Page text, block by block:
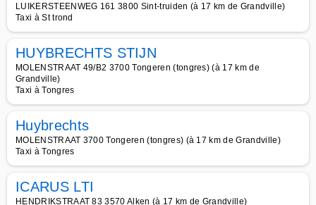
LUIKERSTEENWEG 161 3800 Sint-truiden (à 17 km de Grandville)
Taxi à St trond
HUYBRECHTS STIJN
MOLENSTRAAT 49/B2 3700 Tongeren (tongres) (à 17 km de
Grandville)
Taxi à Tongres
Huybrechts
MOLENSTRAAT 3700 Tongeren (tongres) (à 17 km de Grandville)
Taxi à Tongres
ICARUS LTI
HENDRIKSTRAAT 83 3570 Alken (à 17 km de Grandville)